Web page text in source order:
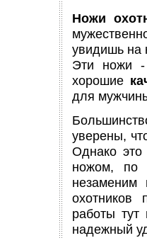
Ножи
увидишь на
Эти ножи -
хорошие
для
уверены,
Однако это
ножом, по
незаменим
охотников
работы тут
надежный